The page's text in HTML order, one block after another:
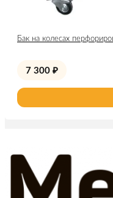
Бак на колесах
7 300 ₽